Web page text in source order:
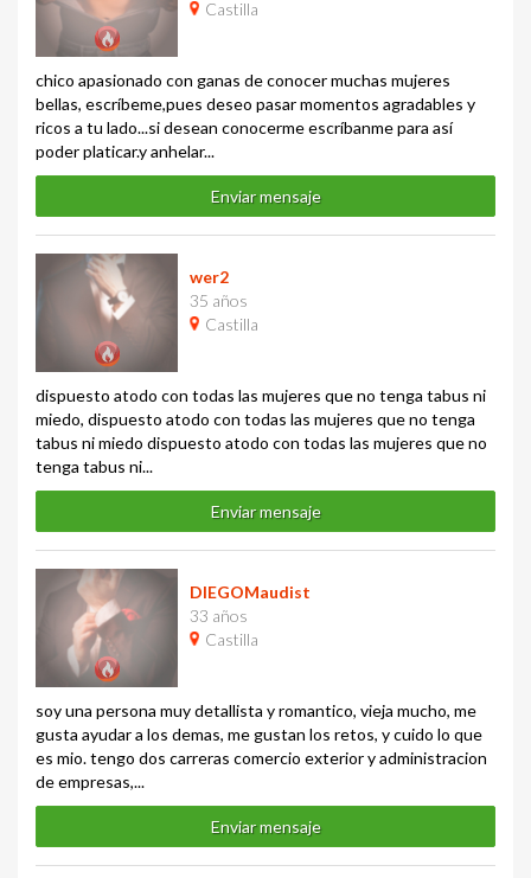
Castilla
chico apasionado con ganas de conocer muchas mujeres
bellas, escríbeme,pues deseo pasar momentos agradables y
ricos a tu lado...si desean conocerme escríbanme para así
poder platicar.y anhelar...
Enviar mensaje
wer2
35 años
Castilla
dispuesto atodo con todas las mujeres que no tenga tabus ni
miedo, dispuesto atodo con todas las mujeres que no tenga
tabus ni miedo dispuesto atodo con todas las mujeres que no
tenga tabus ni...
Enviar mensaje
DIEGOMaudist
33 años
Castilla
soy una persona muy detallista y romantico, vieja mucho, me
gusta ayudar a los demas, me gustan los retos, y cuido lo que
es mio. tengo dos carreras comercio exterior y administracion
de empresas,...
Enviar mensaje